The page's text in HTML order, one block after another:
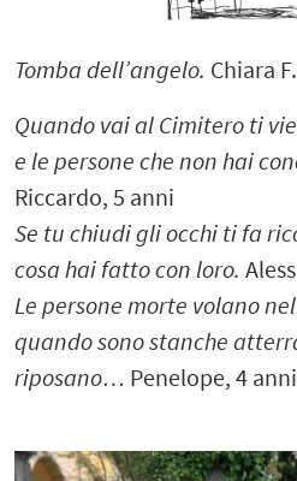
Tomba dell’angelo. Chiara
Quando vai al Cimitero ti
e le persone che non hai
Riccardo, 5 anni
Se tu chiudi gli occhi ti fa
cosa hai fatto con loro.
Le persone morte volano
quando sono stanche
riposano… Penelope, 4 anni